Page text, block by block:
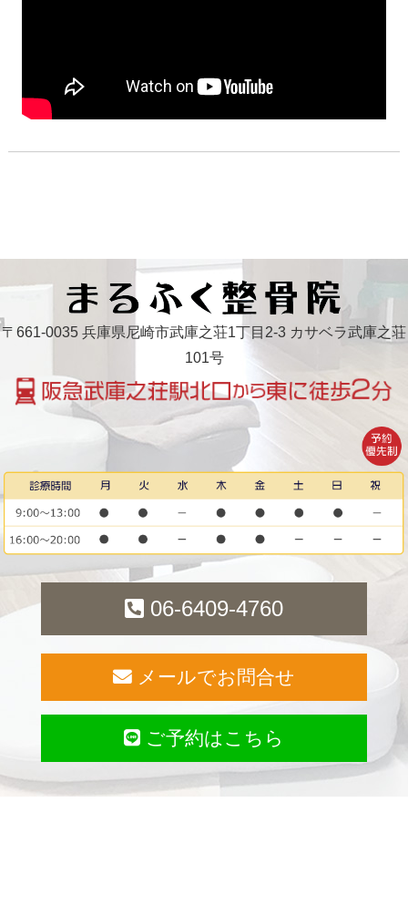
〒661-0035 兵庫県尼崎市武庫之荘1丁目2-3 カサベラ武庫之荘
101号
06-6409-4760
メールでお問合せ
ご予約はこちら